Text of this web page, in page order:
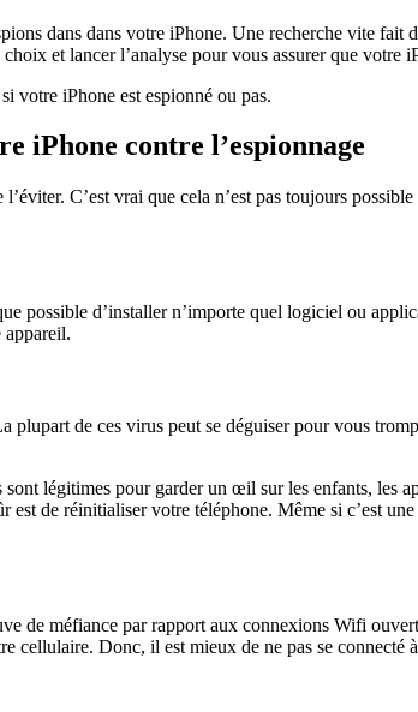
dans dans votre iPhone. Une recherche vite
et lancer l’analyse pour vous assurer que votre
votre iPhone est espionné ou pas.
iPhone contre l’espionnage
C’est vrai que cela n’est pas toujours
possible d’installer n’importe quel logiciel ou
de ces virus peut se déguiser pour vous
légitimes pour garder un œil sur les enfants, les
de réinitialiser votre téléphone. Même si c’est
de méfiance par rapport aux connexions Wifi
Donc, il est mieux de ne pas se connecté